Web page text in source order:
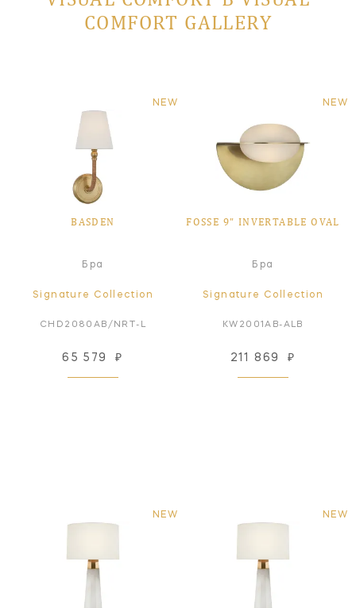
COMFORT GALLERY
NEW
BASDEN
Бра
Signature Collection
CHD2080AB/NRT-L
65 579 ₽
NEW
FOSSE 9" INVERTABLE OVAL
Бра
Signature Collection
KW2001AB-ALB
211 869 ₽
NEW NEW